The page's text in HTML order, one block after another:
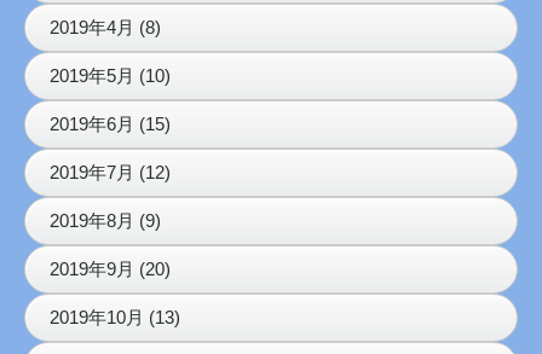
2019年4月 (8)
2019年5月 (10)
2019年6月 (15)
2019年7月 (12)
2019年8月 (9)
2019年9月 (20)
2019年10月 (13)